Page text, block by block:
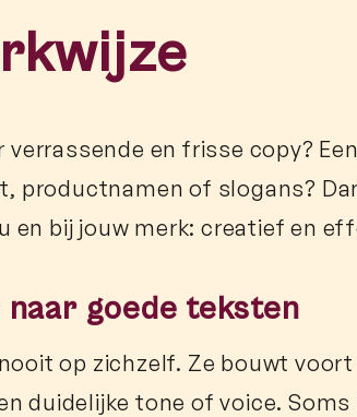
verrassende en frisse copy?
productnamen of slogans?
en bij jouw merk: creatief en
goede teksten
op zichzelf. Ze bouwt
duidelijke tone of voice.